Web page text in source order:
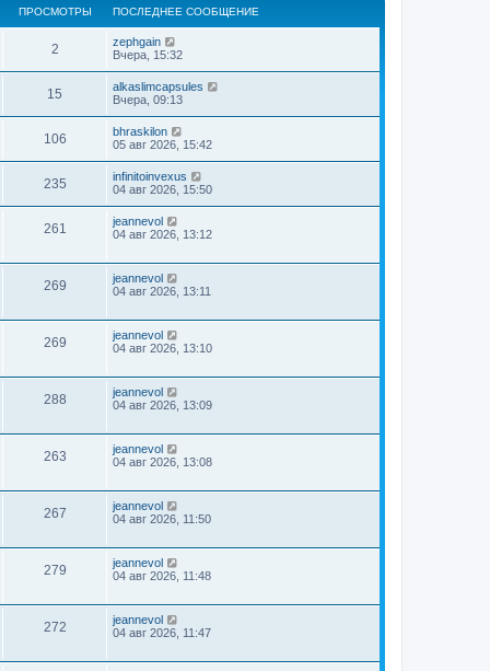
ПРОСМОТРЫ ПОСЛЕДНЕЕ СООБЩЕНИЕ
2
zephgain
Вчера, 15:32
15
alkaslimcapsules
Вчера, 09:13
106
bhraskilon
05 авг 2026, 15:42
235
infinitoinvexus
04 авг 2026, 15:50
261
jeannevol
04 авг 2026, 13:12
269
jeannevol
04 авг 2026, 13:11
269
jeannevol
04 авг 2026, 13:10
288
jeannevol
04 авг 2026, 13:09
263
jeannevol
04 авг 2026, 13:08
267
jeannevol
04 авг 2026, 11:50
279
jeannevol
04 авг 2026, 11:48
272
jeannevol
04 авг 2026, 11:47